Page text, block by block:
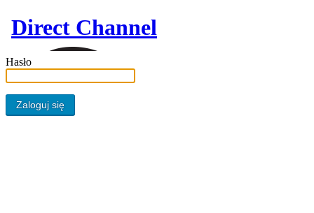
Direct Channel
Hasło